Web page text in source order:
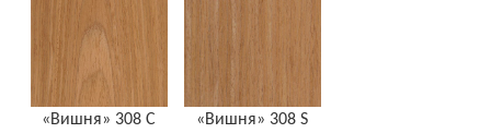
«Вишня» 308 С «Вишня» 308 S